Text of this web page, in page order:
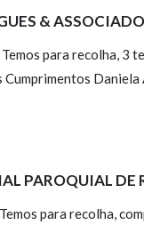
&
Temos para recolha, 3
Cumprimentos Daniela
PAROQUIAL DE
para recolha,